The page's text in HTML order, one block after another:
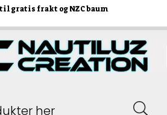
gratis frakt og NZC baum